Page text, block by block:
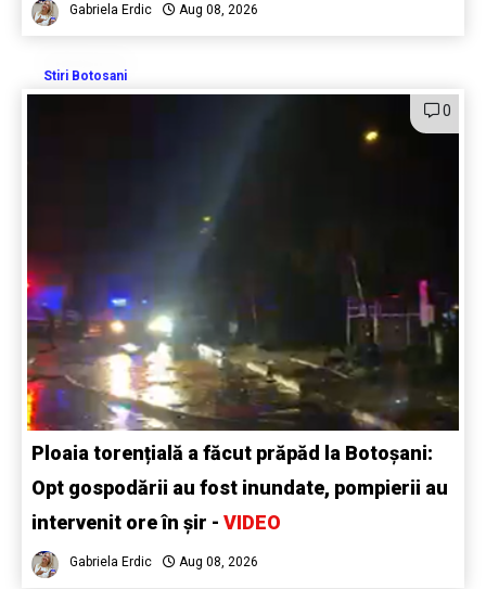
Gabriela Erdic Aug 08, 2026
Stiri Botosani
0
Ploaia torențială a făcut prăpăd la Botoșani:
Opt gospodării au fost inundate, pompierii au
intervenit ore în șir - VIDEO
Gabriela Erdic Aug 08, 2026